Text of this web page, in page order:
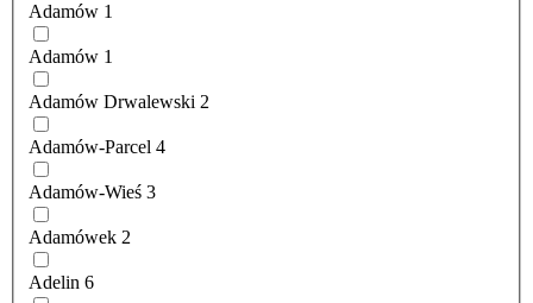
Adamów 1
Adamów 1
Adamów Drwalewski 2
Adamów-Parcel 4
Adamów-Wieś 3
Adamówek 2
Adelin 6